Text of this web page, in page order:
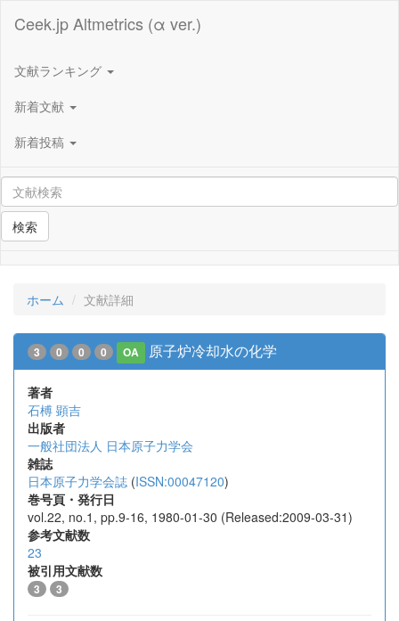
Ceek.jp Altmetrics (α ver.)
文献ランキング
新着文献
新着投稿
検索
ホーム 文献詳細
3 0 0 0 OA 原子炉冷却水の化学
著者
石榑 顕吉
出版者
一般社団法人 日本原子力学会
雑誌
日本原子力学会誌 (ISSN:00047120)
巻号頁・発行日
vol.22, no.1, pp.9-16, 1980-01-30 (Released:2009-03-31)
参考文献数
23
被引用文献数
3 3